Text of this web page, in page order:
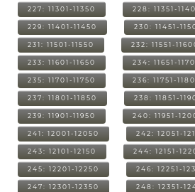
227: 11301-11350 228: 11351-
229: 11401-11450 230: 11451-
231: 11501-11550 232: 11551-
233: 11601-11650 234: 11651-
235: 11701-11750 236: 11751-
237: 11801-11850 238: 11851-
239: 11901-11950 240: 11951-
241: 12001-12050 242: 12051-
243: 12101-12150 244: 12151-
245: 12201-12250 246: 12251-
247: 12301-12350 248: 12351-